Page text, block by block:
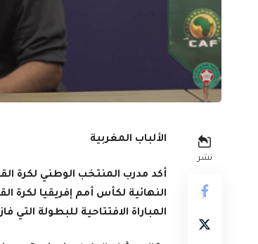
نشر
الألباب المغربية
أكد مدرب المنتخب الوطني لكرة
المباراة الافتتاحية للبطولة